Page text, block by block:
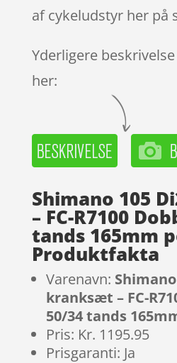
af cykeludstyr her på
Yderligere
her:
Shimano 105
– FC-R7100
tands 165mm
Produktfakta
Varenavn:
kranksæt – FC-
50/34 tands
Pris: Kr. 1195.95
Prisgaranti: Ja